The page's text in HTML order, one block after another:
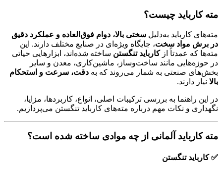
مته کارباید چیست؟
مته‌های کارباید به‌دلیل سختی بالا، دوام فوق‌العاده و عملکرد دقیق
در برش مواد سخت، جایگاه ویژه‌ای در صنایع مختلف دارند. این
مته‌ها که عمدتاً ازکارباید تنگستن ساخته شده‌اند، ابزارهایی حیاتی
در حوزه‌هایی مانند ساخت‌وساز، ماشین‌کاری، معدن و سایر
بخش‌های صنعتی به شمار می‌روند که به دقت، سرعت و استحکام
بالا نیاز دارند.
در این راهنما به بررسی ترکیبات اصلی، انواع، کاربردها، مزایا،
نگهداری و نکات مهم درباره مته‌های کارباید تنگستن می‌پردازیم.
مته کارباید آلمانی از چه موادی ساخته شده است؟
✅کارباید تنگستن